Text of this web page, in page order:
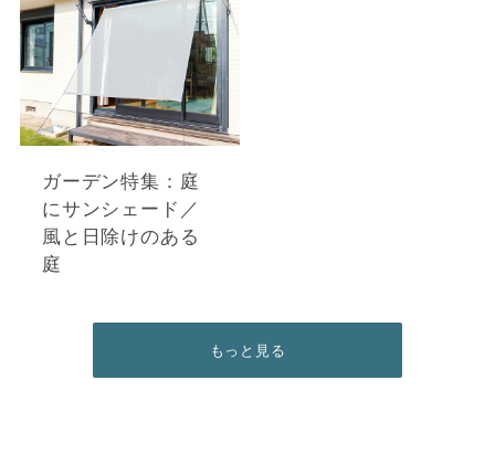
ガーデン特集：庭
にサンシェード／
風と日除けのある
庭
もっと見る